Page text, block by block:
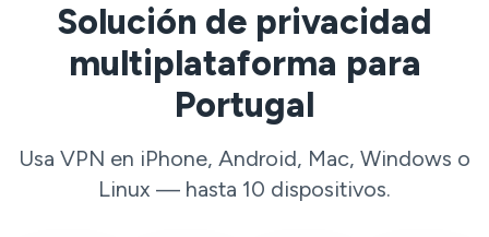
Solución de privacidad
multiplataforma para
Portugal
Usa VPN en iPhone, Android, Mac, Windows o
Linux — hasta 10 dispositivos.